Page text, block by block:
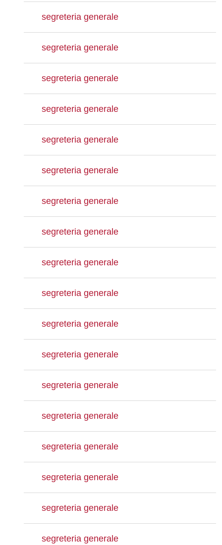
segreteria generale
segreteria generale
segreteria generale
segreteria generale
segreteria generale
segreteria generale
segreteria generale
segreteria generale
segreteria generale
segreteria generale
segreteria generale
segreteria generale
segreteria generale
segreteria generale
segreteria generale
segreteria generale
segreteria generale
segreteria generale